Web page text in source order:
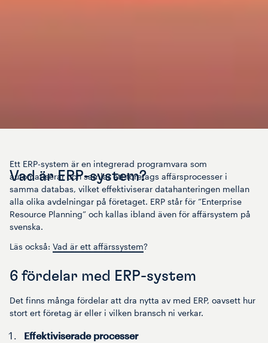
Vad är ERP-system?
Ett ERP-system är en integrerad programvara som
automatiserar och samlar ett företags affärsprocesser i
samma databas, vilket effektiviserar datahanteringen mellan
alla olika avdelningar på företaget. ERP står för ”Enterprise
Resource Planning” och kallas ibland även för affärsystem på
svenska.
Läs också: Vad är ett affärssystem?
6 fördelar med ERP-system
Det finns många fördelar att dra nytta av med ERP, oavsett hur
stort ert företag är eller i vilken bransch ni verkar.
Effektiviserade processer